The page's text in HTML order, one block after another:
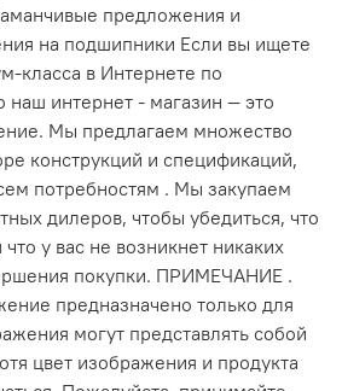
предложения и
на подшипники Если вы ищете
класса в Интернете по
наш интернет - магазин — это
Мы предлагаем множество
конструкций и спецификаций,
потребностям . Мы закупаем
дилеров, чтобы убедиться, что
у вас не возникнет никаких
покупки. ПРИМЕЧАНИЕ .
предназначено только для
могут представлять собой
цвет изображения и продукта